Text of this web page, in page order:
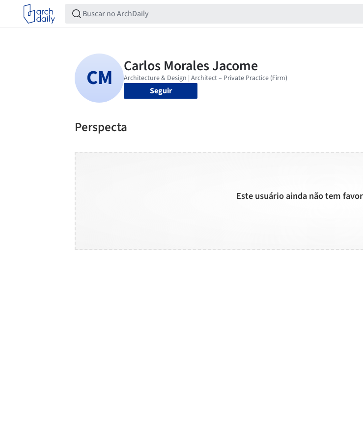
Seguir
Perspecta
Este usuário ainda não tem